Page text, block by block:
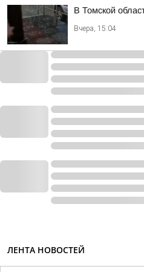
В Томской
Вчера, 15:04
ЛЕНТА НОВОСТЕЙ